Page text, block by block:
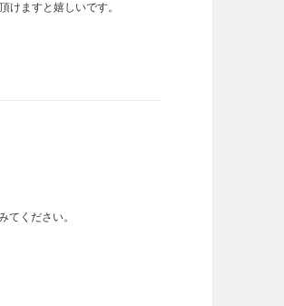
けますと嬉しいです。
てください。